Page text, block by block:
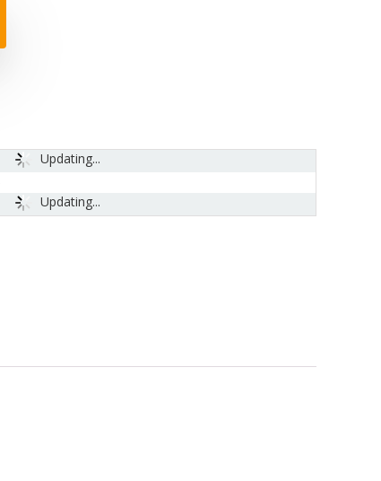
Updating...
Updating...